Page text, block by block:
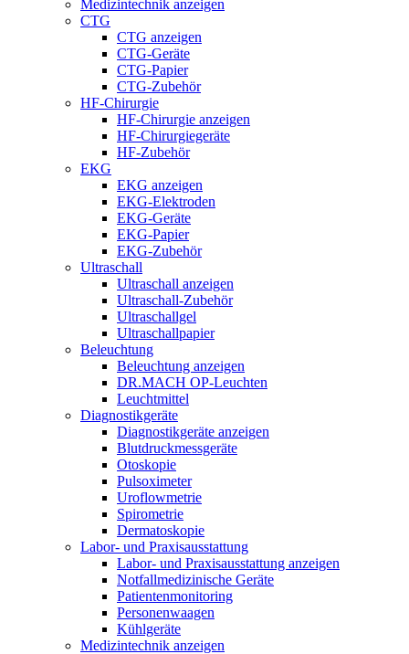
Medizintechnik anzeigen
CTG
CTG anzeigen
CTG-Geräte
CTG-Papier
CTG-Zubehör
HF-Chirurgie
HF-Chirurgie anzeigen
HF-Chirurgiegeräte
HF-Zubehör
EKG
EKG anzeigen
EKG-Elektroden
EKG-Geräte
EKG-Papier
EKG-Zubehör
Ultraschall
Ultraschall anzeigen
Ultraschall-Zubehör
Ultraschallgel
Ultraschallpapier
Beleuchtung
Beleuchtung anzeigen
DR.MACH OP-Leuchten
Leuchtmittel
Diagnostikgeräte
Diagnostikgeräte anzeigen
Blutdruckmessgeräte
Otoskopie
Pulsoximeter
Uroflowmetrie
Spirometrie
Dermatoskopie
Labor- und Praxisausstattung
Labor- und Praxisausstattung anzeigen
Notfallmedizinische Geräte
Patientenmonitoring
Personenwaagen
Kühlgeräte
Medizintechnik anzeigen